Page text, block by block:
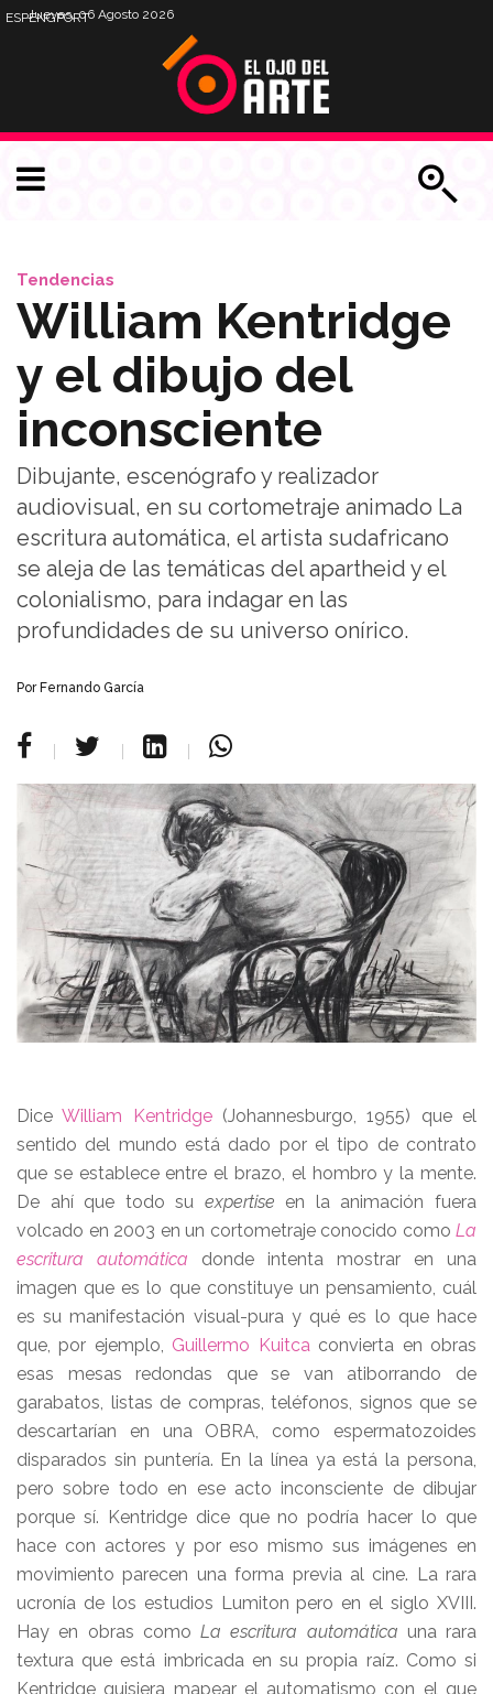
Jueves, 06 Agosto 2026
ESPENGPORT
Tendencias
William Kentridge
y el dibujo del
inconsciente
Dibujante, escenógrafo y realizador
audiovisual, en su cortometraje animado La
escritura automática, el artista sudafricano
se aleja de las temáticas del apartheid y el
colonialismo, para indagar en las
profundidades de su universo onírico.
Por Fernando García
DiceWilliam Kentridge(Johannesburgo, 1955) que el
sentido del mundo está dado por el tipo de contrato
que se establece entre el brazo, el hombro y la mente.
De ahí que todo su expertise en la animación fuera
volcado en 2003 en un cortometraje conocido como La
escritura automática donde intenta mostrar en una
imagen que es lo que constituye un pensamiento, cuál
es su manifestación visual-pura y qué es lo que hace
que, por ejemplo, Guillermo Kuitcaconvierta en obras
esas mesas redondas que se van atiborrando de
garabatos, listas de compras, teléfonos, signos que se
descartarían en una OBRA, como espermatozoides
disparados sin puntería. En la línea ya está la persona,
pero sobre todo en ese acto inconsciente de dibujar
porque sí. Kentridge dice que no podría hacer lo que
hace con actores y por eso mismo sus imágenes en
movimiento parecen una forma previa al cine. La rara
ucronía de los estudios Lumiton pero en el siglo XVIII.
Hay en obras como La escritura automática una rara
textura que está imbricada en su propia raíz. Como si
Kentridge quisiera mapear el automatismo con el que